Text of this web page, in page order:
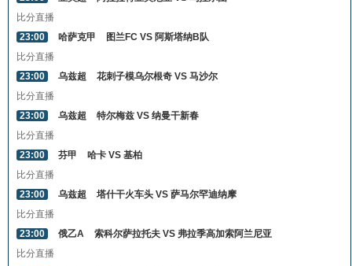
比分直播
23:00
哈萨克甲
图兰FC VS 阿斯塔纳B队
比分直播
23:00
乌兹超
花刺子模乌尔根奇 VS 马沙尔
比分直播
23:00
乌兹超
特尔梅兹 VS 纳曼干新春
比分直播
23:00
芬甲
哈卡 VS 基柏
比分直播
23:00
乌兹超
塔什干火车头 VS 萨马尔罕迪纳摩
比分直播
23:00
俄乙A
索科尔萨拉托夫 VS 弗拉季高加索阿兰尼亚
比分直播